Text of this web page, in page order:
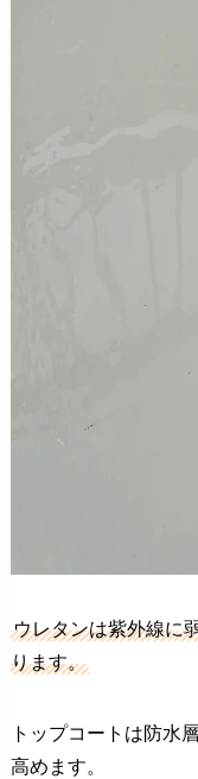
ウレタンは紫外線に
ります。
トップコートは防水
高めます。